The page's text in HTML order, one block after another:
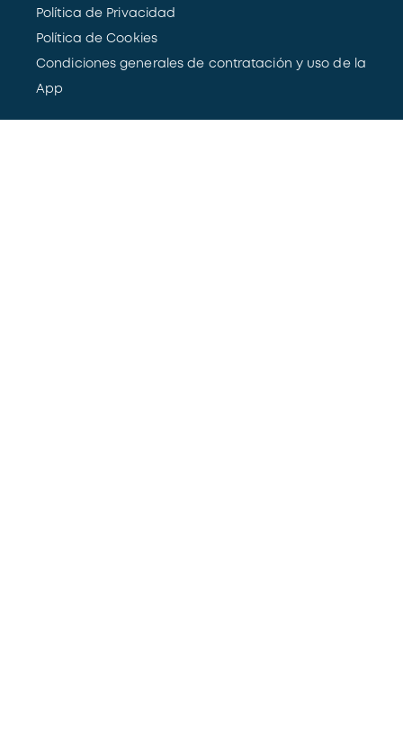
Política de Privacidad
Política de Cookies
Condiciones generales de contratación y uso de la
App